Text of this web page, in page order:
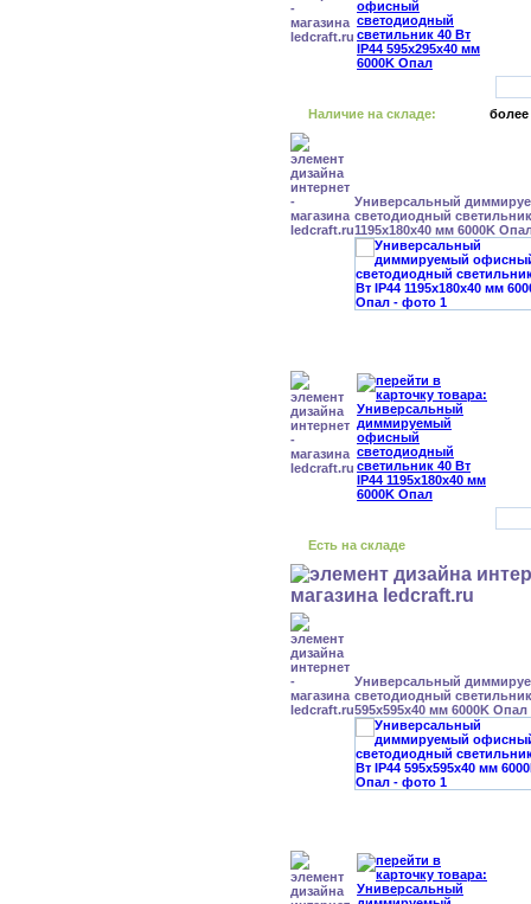
Наличие на складе: более
Универсальный
светодиодный
1195x180x40 мм 6000K
Есть на складе
Универсальный
светодиодный
595x595x40 мм 6000K Опал